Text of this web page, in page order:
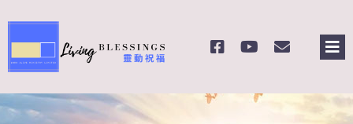
to
content